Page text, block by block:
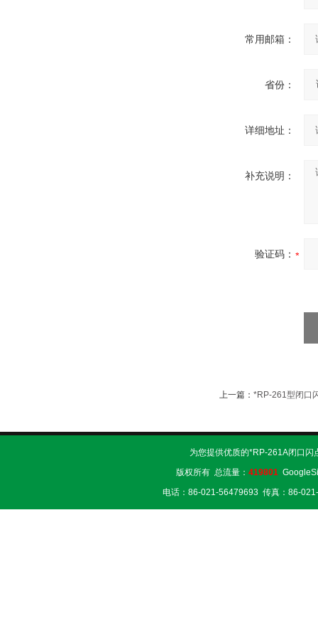
常用邮箱：
省份：
详细地址：
补充说明：
验证码：
上一篇： *RP-261型闭口
为您提供优质的*RP-261A闭口
版权所有 总流量： 419801
电话：86-021-56479693 传真：86-